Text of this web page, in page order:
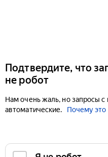
Подтвердите, что
не робот
Нам очень жаль, но запросы
автоматические.
Почему это